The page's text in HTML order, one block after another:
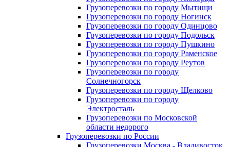
Грузоперевозки по городу Мытищи
Грузоперевозки по городу Ногинск
Грузоперевозки по городу Одинцово
Грузоперевозки по городу Подольск
Грузоперевозки по городу Пушкино
Грузоперевозки по городу Раменское
Грузоперевозки по городу Реутов
Грузоперевозки по городу
Солнечногорск
Грузоперевозки по городу Щелково
Грузоперевозки по городу
Электросталь
Грузоперевозки по Московской
области недорого
Грузоперевозки по России
Грузоперевозки Москва - Владивосток